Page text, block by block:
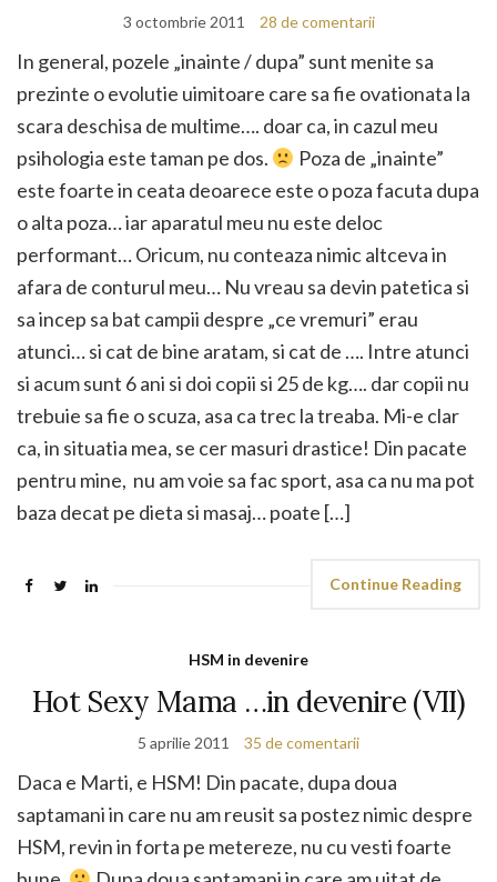
3 octombrie 2011 28 de comentarii
In general, pozele „inainte / dupa” sunt menite sa
prezinte o evolutie uimitoare care sa fie ovationata la
scara deschisa de multime…. doar ca, in cazul meu
psihologia este taman pe dos.
Poza de „inainte”
este foarte in ceata deoarece este o poza facuta dupa
o alta poza… iar aparatul meu nu este deloc
performant… Oricum, nu conteaza nimic altceva in
afara de conturul meu… Nu vreau sa devin patetica si
sa incep sa bat campii despre „ce vremuri” erau
atunci… si cat de bine aratam, si cat de …. Intre atunci
si acum sunt 6 ani si doi copii si 25 de kg…. dar copii nu
trebuie sa fie o scuza, asa ca trec la treaba. Mi-e clar
ca, in situatia mea, se cer masuri drastice! Din pacate
pentru mine, nu am voie sa fac sport, asa ca nu ma pot
baza decat pe dieta si masaj… poate […]
Continue Reading
HSM in devenire
Hot Sexy Mama …in devenire (VII)
5 aprilie 2011 35 de comentarii
Daca e Marti, e HSM! Din pacate, dupa doua
saptamani in care nu am reusit sa postez nimic despre
HSM, revin in forta pe metereze, nu cu vesti foarte